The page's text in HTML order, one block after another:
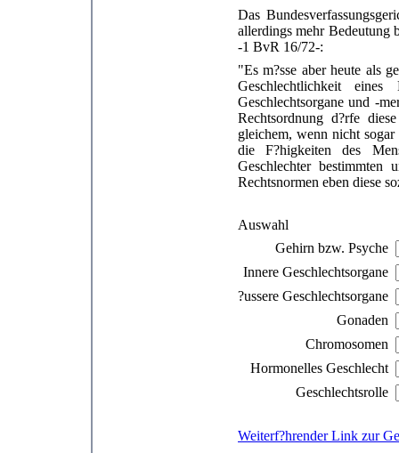
Das
allerdings mehr Bedeutung
-1 BvR 16/72-:
"Es m?sse aber heute als
Geschlechtlichkeit
Geschlechtsorgane und -
Rechtsordnung d?rfe
gleichem, wenn nicht
die F?higkeiten des
Geschlechter bestimmten
Rechtsnormen eben diese
Auswahl
Gehirn bzw. Psyche
Innere Geschlechtsorgane
?ussere Geschlechtsorgane
Gonaden
Chromosomen
Hormonelles Geschlecht
Geschlechtsrolle
Weiterf?hrender Link zur